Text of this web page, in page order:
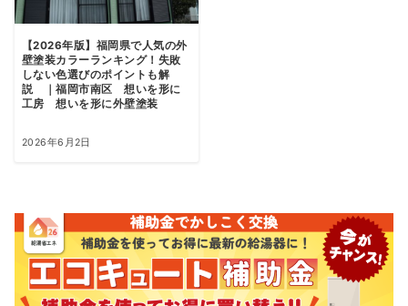
【2026年版】福岡県で人気の外
壁塗装カラーランキング！失敗
しない色選びのポイントも解
説 ｜福岡市南区 想いを形に
工房 想いを形に外壁塗装
2026年6月2日